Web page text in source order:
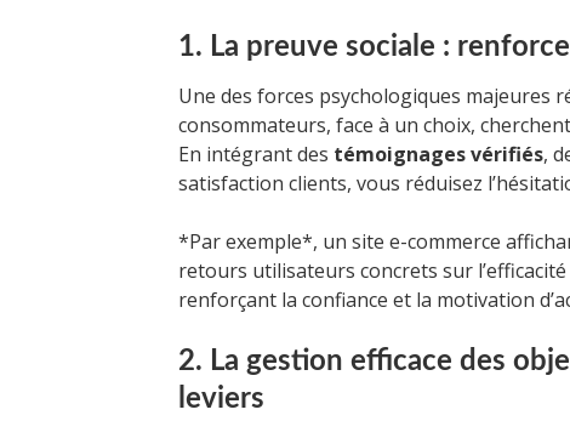
1. La preuve sociale :
Une des forces psychologiques majeures
consommateurs, face à un choix,
En intégrant des témoignages vérifiés,
satisfaction clients, vous réduisez
*Par exemple*, un site e-commerce
retours utilisateurs concrets sur
renforçant la confiance et la motivation
2. La gestion efficace des
leviers